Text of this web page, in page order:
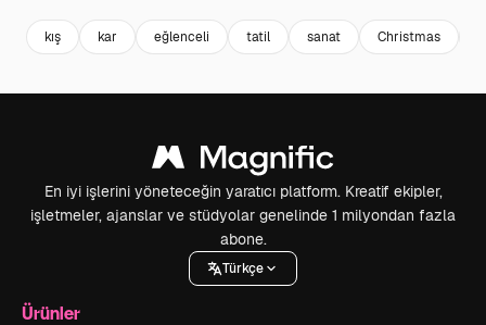
kış kar eğlenceli tatil sanat Christmas
En iyi işlerini yöneteceğin yaratıcı platform. Kreatif ekipler,
işletmeler, ajanslar ve stüdyolar genelinde 1 milyondan fazla
abone.
Türkçe
Ürünler